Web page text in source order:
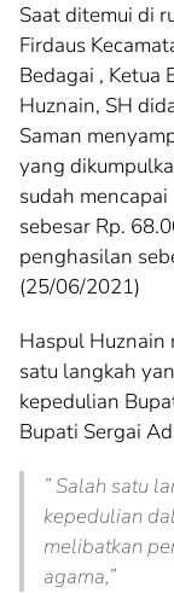
Saat ditemui di
Firdaus
Bedagai , Ketua
Huznain, SH
Saman
yang
sudah
sebesar Rp.
penghasilan
(25/06/2021)
Haspul Huznain
satu langkah
kepedulian
Bupati Sergai
” Salah satu
kepedulian
melibatkan
agama,”